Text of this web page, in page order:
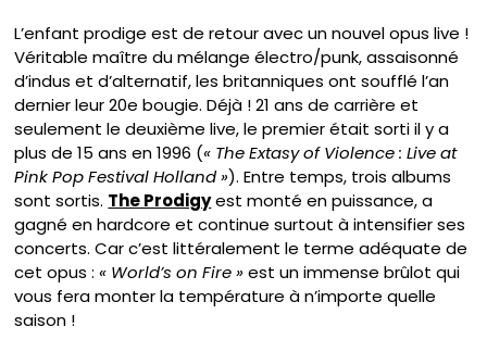
L’enfant prodige est de retour avec un nouvel opus live !
Véritable maître du mélange électro/punk, assaisonné
d’indus et d’alternatif, les britanniques ont soufflé l’an
dernier leur 20e bougie. Déjà ! 21 ans de carrière et
seulement le deuxième live, le premier était sorti il y a
plus de 15 ans en 1996 (« The Extasy of Violence : Live at
Pink Pop Festival Holland »). Entre temps, trois albums
sont sortis. The Prodigyest monté en puissance, a
gagné en hardcore et continue surtout à intensifier ses
concerts. Car c’est littéralement le terme adéquate de
cet opus :« World’s on Fire »est un immense brûlot qui
vous fera monter la température à n’importe quelle
saison !